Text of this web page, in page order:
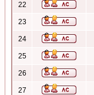
22
23
24
25
26
27